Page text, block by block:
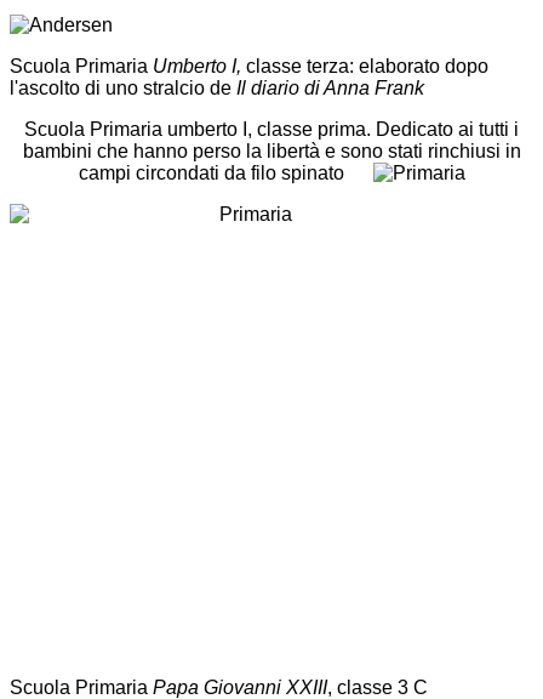
Scuola Primaria Umberto I, classe terza: elaborato dopo
l'ascolto di uno stralcio de Il diario di Anna Frank
Scuola Primaria umberto I, classe prima. Dedicato ai tutti i
bambini che hanno perso la libertà e sono stati rinchiusi in
campi circondati da filo spinato
Scuola Primaria Papa Giovanni XXIII, classe 3 C